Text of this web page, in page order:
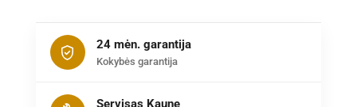
24 mėn. garantija
Kokybės garantija
Servisas Kaune